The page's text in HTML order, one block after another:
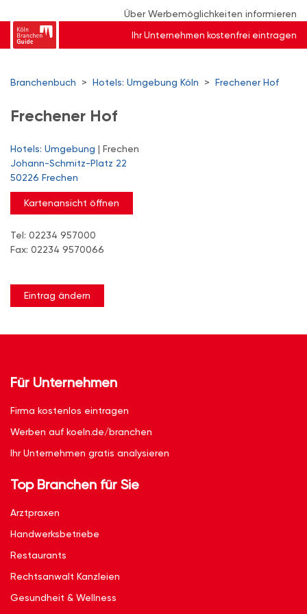
Über Werbemöglichkeiten informieren
Ihr Unternehmen kostenfrei eintragen
Branchenbuch > Hotels: Umgebung Köln > Frechener Hof
Frechener Hof
Hotels: Umgebung | Frechen
Johann-Schmitz-Platz 22
50226 Frechen
Kartenansicht öffnen
Tel: 02234 957000
Fax: 02234 9570066
Eintrag ändern
Für Unternehmen
Firma kostenlos eintragen
Werben auf koeln.de/branchen
Ihr Unternehmen gratis analysieren
Top Branchen für Sie
Arztpraxen
Handwerksbetriebe
Restaurants
Rechtsanwalt Kanzleien
Gesundheit & Wellness